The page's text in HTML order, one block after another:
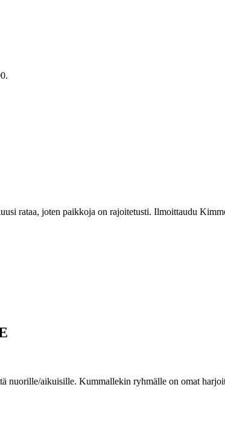
rataa, joten paikkoja on rajoitetusti. Ilmoittaudu
nuorille/aikuisille. Kummallekin ryhmälle on omat